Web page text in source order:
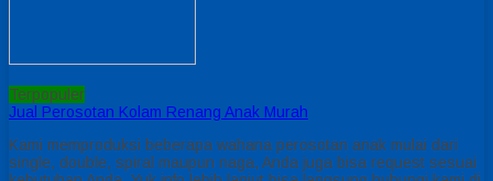
Terpopuler
Jual Perosotan Kolam Renang Anak Murah
Kami memproduksi beberapa wahana perosotan anak mulai dari
single, double, spiral maupun naga, Anda juga bisa request sesuai